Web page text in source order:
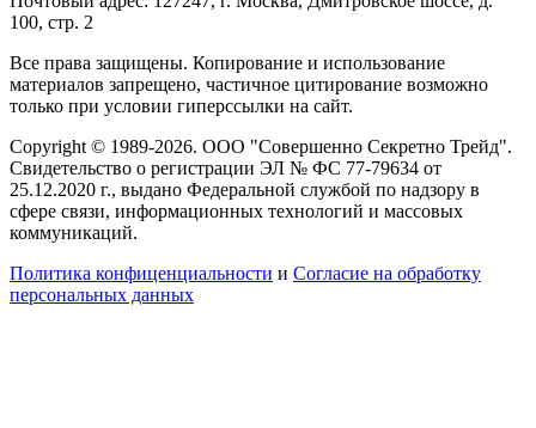
100, стр. 2
Все права защищены. Копирование и использование
материалов запрещено, частичное цитирование возможно
только при условии гиперссылки на сайт.
Copyright © 1989-2026. ООО "Совершенно Секретно Трейд".
Свидетельство о регистрации ЭЛ № ФС 77-79634 от
25.12.2020 г., выдано Федеральной службой по надзору в
сфере связи, информационных технологий и массовых
коммуникаций.
Политика конфиценциальности и Согласие на обработку
персональных данных